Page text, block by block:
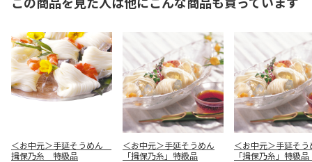
＜お中元＞手延そうめん
揖保乃糸 特級品
＜お中元＞手延そうめん
「揖保乃糸」特級品
＜お中元＞手延そう
「揖保乃糸」特級